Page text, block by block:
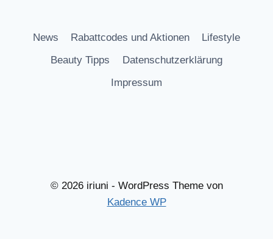
News Rabattcodes und Aktionen
Lifestyle
Beauty Tipps
Datenschutzerklärung
Impressum
© 2026 iriuni - WordPress Theme von
Kadence WP